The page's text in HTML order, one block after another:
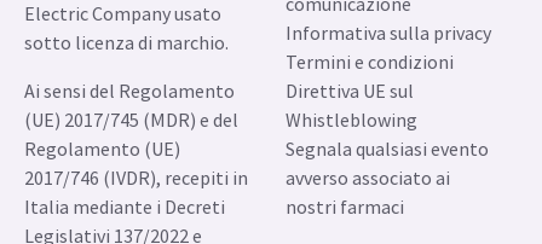
Italy
© 2026 GE HealthCare. GE è
un marchio di General
preferenze sui cookie
Preferenze di